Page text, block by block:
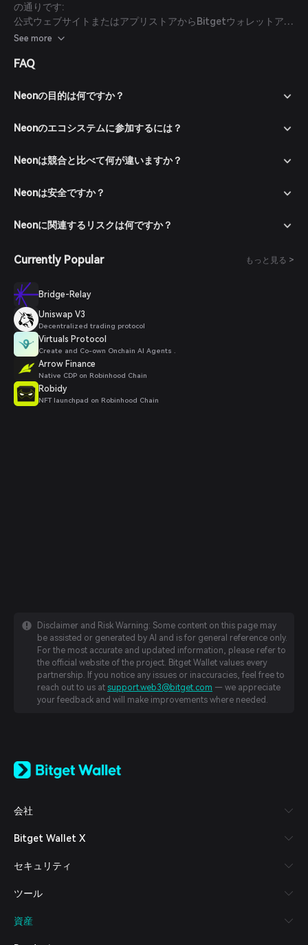
の通りです:
公式ウェブサイトまたはアプリストアからBitgetウォレットアプ
リをダウンロードしてください。
護してください。
ウォレットに資金を入れてください。
引ペアを確認します。
希望する取引ペア（例：NEON/USDT）を選択し、購入したい数
ォレットに追加されます。
See more
FAQ
Neonの目的は何ですか？
Neonのエコシステムに参加するには？
Neonは競合と比べて何が違いますか？
Neonは安全ですか？
Neonに関連するリスクは何ですか？
Currently Popular もっと見る >
Bridge-Relay
Uniswap V3
Decentralized trading protocol
Virtuals Protocol
Create and Co-own Onchain AI Agents .
Arrow Finance
Native CDP on Robinhood Chain
Robidy
NFT launchpad on Robinhood Chain
Disclaimer and Risk Warning: Some content on this page may
be assisted or generated by AI and is for general reference only.
For the most accurate and updated information, please refer to
the official website of the project. Bitget Wallet values every
partnership. If you notice any issues or inaccuracies, feel free to
reach out to us at support.web3@bitget.com — we appreciate
your feedback and will make improvements where needed.
日本語
Español (Latinoamérica)
Italiano
Deutsch
繁體中文
Bahasa Indonesia
会社
Bitget Wallet X
セキュリティ
ツール
資産